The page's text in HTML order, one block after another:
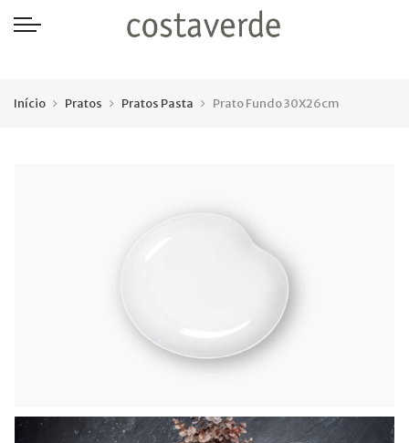
Início Pratos Pratos Pasta Prato Fundo 30X26cm